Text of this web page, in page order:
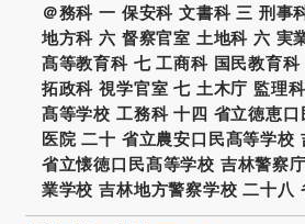
＠務科 一 保安科 文書科 三 刑事
地方科 六 督察官室 土地科 六 実
髙等教育科 七 工商科 国民教育
拓政科 視学官室 七 土木庁 監理
髙等学校 工務科 十四 省立徳恵
医院 二十 省立農安口民髙等学校
省立懐徳口民髙等学校 吉林警察
業学校 吉林地方警察学校 二十八